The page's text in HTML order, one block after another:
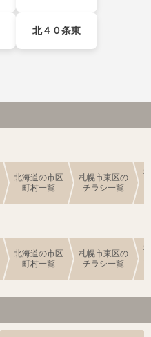
北４０条東
北海道の市区
町村一覧
札幌市東区の
チラシ一覧
北海道の市区
町村一覧
札幌市東区の
チラシ一覧